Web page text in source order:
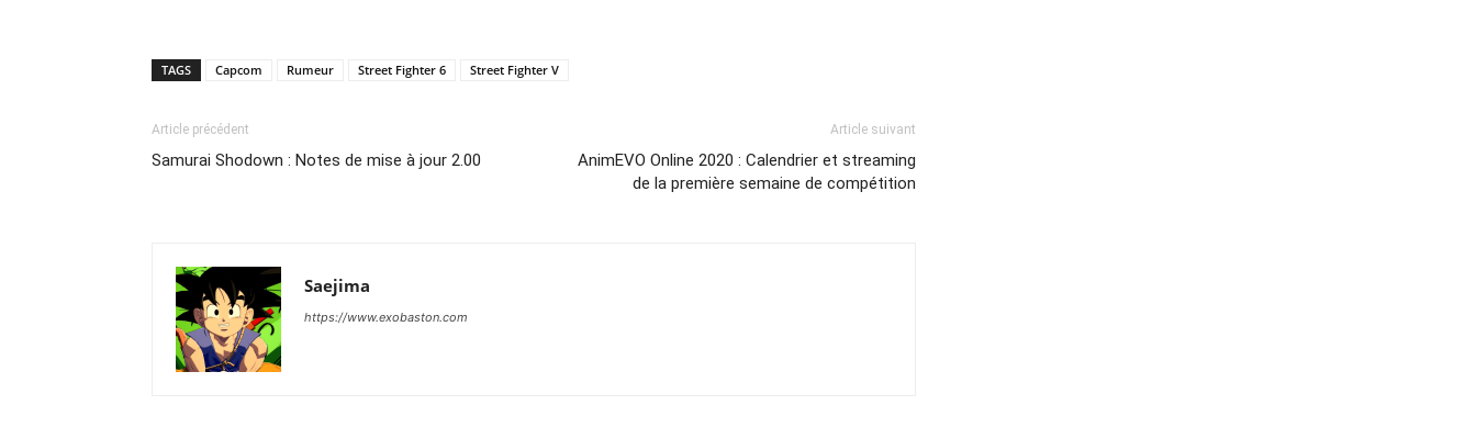
TAGS Capcom Rumeur Street Fighter 6 Street Fighter V
Article précédent
Samurai Shodown : Notes de mise à jour 2.00
Article suivant
AnimEVO Online 2020 : Calendrier et streaming
de la première semaine de compétition
Saejima
https://www.exobaston.com